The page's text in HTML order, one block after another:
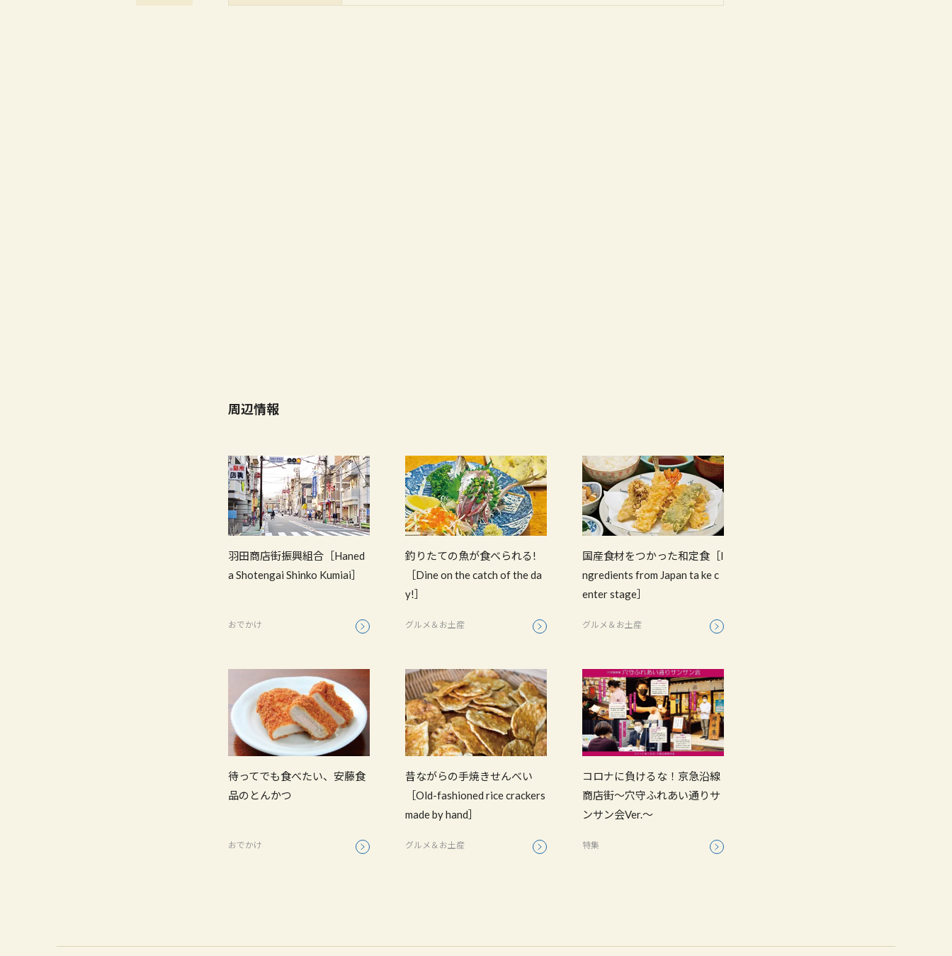
周辺情報
羽田商店街振興組合［Haned
a Shotengai Shinko Kumiai］
おでかけ
釣りたての魚が食べられる!
［Dine on the catch of the da
y!］
グルメ＆お土産
国産食材をつかった和定食［I
ngredients from Japan ta ke c
enter stage］
グルメ＆お土産
待ってでも食べたい、安藤食
品のとんかつ
おでかけ
昔ながらの手焼きせんべい
［Old-fashioned rice crackers
made by hand］
グルメ＆お土産
コロナに負けるな！京急沿線
商店街～穴守ふれあい通りサ
ンサン会Ver.～
特集